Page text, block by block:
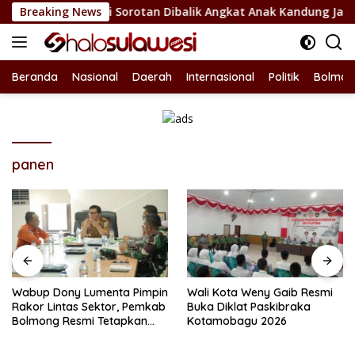
Langsung
ke
konten
Breaking News
Bolsel Jadi Sorotan Dibalik Angkat Anak Kandung Jadi Honor
Beranda Nasional Daerah Internasional Politik
panen
Wabup Dony Lumenta Pimpin
Rakor Lintas Sektor, Pemkab
Bolmong Resmi Tetapkan
Wali Kota Weny Gaib Resmi
Buka Diklat Paskibraka
Kotamobagu 2026